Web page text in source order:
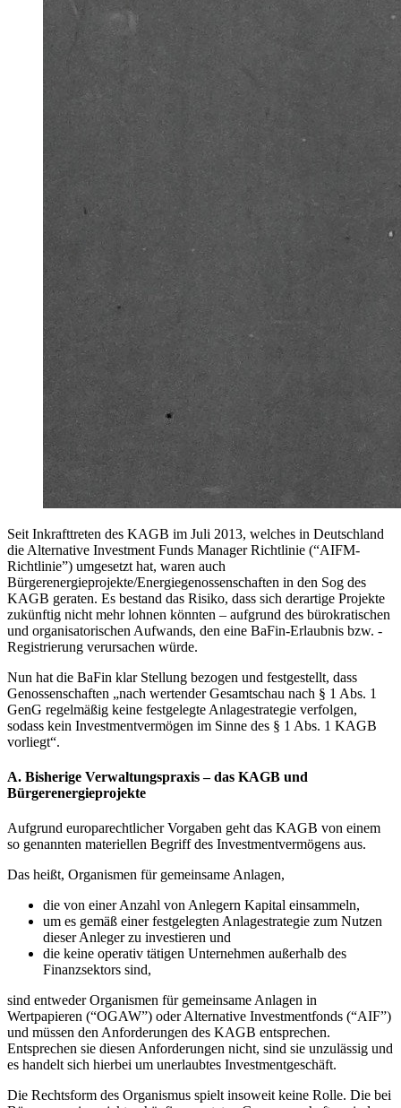
Seit Inkrafttreten des KAGB im Juli 2013, welches in Deutschland
die Alternative Investment Funds Manager Richtlinie (“AIFM-
Richtlinie”) umgesetzt hat, waren auch
Bürgerenergieprojekte/Energiegenossenschaften in den Sog des
KAGB geraten. Es bestand das Risiko, dass sich derartige Projekte
zukünftig nicht mehr lohnen könnten – aufgrund des bürokratischen
und organisatorischen Aufwands, den eine BaFin-Erlaubnis bzw. -
Registrierung verursachen würde.
Nun hat die BaFin klar Stellung bezogen und festgestellt, dass
Genossenschaften „nach wertender Gesamtschau nach § 1 Abs. 1
GenG regelmäßig keine festgelegte Anlagestrategie verfolgen,
sodass kein Investmentvermögen im Sinne des § 1 Abs. 1 KAGB
vorliegt“.
A. Bisherige Verwaltungspraxis – das KAGB und
Bürgerenergieprojekte
Aufgrund europarechtlicher Vorgaben geht das KAGB von einem
so genannten materiellen Begriff des Investmentvermögens aus.
Das heißt, Organismen für gemeinsame Anlagen,
die von einer Anzahl von Anlegern Kapital einsammeln,
um es gemäß einer festgelegten Anlagestrategie zum Nutzen
dieser Anleger zu investieren und
die keine operativ tätigen Unternehmen außerhalb des
Finanzsektors sind,
sind entweder Organismen für gemeinsame Anlagen in
Wertpapieren (“OGAW”) oder Alternative Investmentfonds (“AIF”)
und müssen den Anforderungen des KAGB entsprechen.
Entsprechen sie diesen Anforderungen nicht, sind sie unzulässig und
es handelt sich hierbei um unerlaubtes Investmentgeschäft.
Die Rechtsform des Organismus spielt insoweit keine Rolle. Die bei